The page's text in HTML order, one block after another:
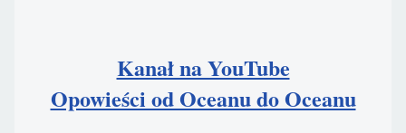
Kanał na YouTube
Opowieści od Oceanu do Oceanu